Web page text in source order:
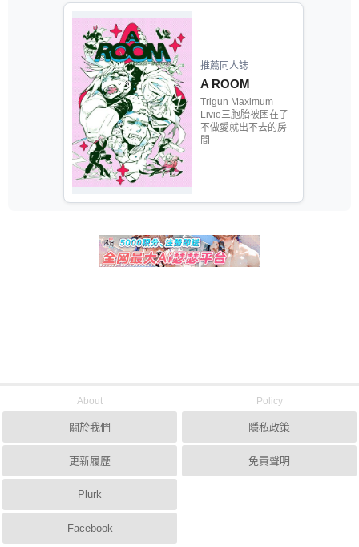
推薦同人誌
A ROOM
Trigun Maximum
Livio三胞胎被困在了
不做愛就出不去的房
間
About
關於我們
更新履歷
Plurk
Facebook
Policy
隱私政策
免責聲明